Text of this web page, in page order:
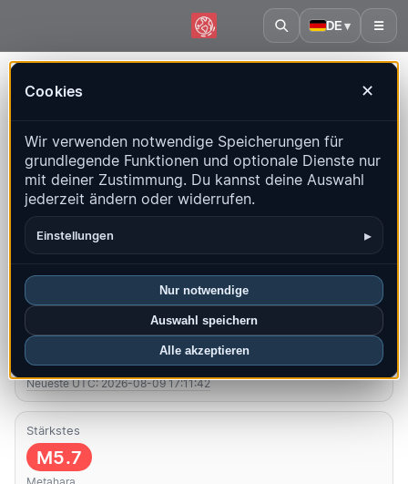
DE ▾ ☰
Cookies ✕
Wir verwenden notwendige Speicherungen für
grundlegende Funktionen und optionale Dienste nur
mit deiner Zustimmung. Du kannst deine Auswahl
jederzeit ändern oder widerrufen.
Einstellungen ▸
Nur notwendige
Auswahl speichern
Alle akzeptieren
QuakeMap24
Live-Karte, Statistiken und aktuelle Ereignisse
Historienkarte öffnen Neueste in diesem Land
Überblick Karte Aktuell Diagramme Top-Regionen
FAQ
Beben diesen Monat
1
Neueste UTC: 2026-08-09 17:11:42
Stärkstes
M5.7